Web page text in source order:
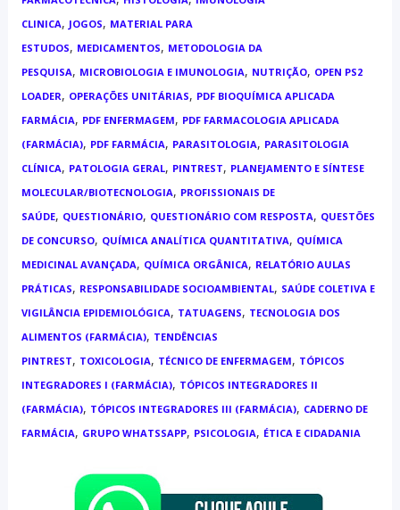
CLINICA, JOGOS, MATERIAL PARA
ESTUDOS, MEDICAMENTOS, METODOLOGIA DA
PESQUISA, MICROBIOLOGIA E IMUNOLOGIA, NUTRIÇÃO, OPEN PS2
LOADER, OPERAÇÕES UNITÁRIAS, PDF BIOQUÍMICA APLICADA
FARMÁCIA, PDF ENFERMAGEM, PDF FARMACOLOGIA APLICADA
(FARMÁCIA), PDF FARMÁCIA, PARASITOLOGIA, PARASITOLOGIA
CLÍNICA, PATOLOGIA GERAL, PINTREST, PLANEJAMENTO E SÍNTESE
MOLECULAR/BIOTECNOLOGIA, PROFISSIONAIS DE
SAÚDE, QUESTIONÁRIO, QUESTIONÁRIO COM RESPOSTA, QUESTÕES
DE CONCURSO, QUÍMICA ANALÍTICA QUANTITATIVA, QUÍMICA
MEDICINAL AVANÇADA, QUÍMICA ORGÂNICA, RELATÓRIO AULAS
PRÁTICAS, RESPONSABILIDADE SOCIOAMBIENTAL, SAÚDE COLETIVA E
VIGILÂNCIA EPIDEMIOLÓGICA, TATUAGENS, TECNOLOGIA DOS
ALIMENTOS (FARMÁCIA), TENDÊNCIAS
PINTREST, TOXICOLOGIA, TÉCNICO DE ENFERMAGEM, TÓPICOS
INTEGRADORES I (FARMÁCIA), TÓPICOS INTEGRADORES II
(FARMÁCIA), TÓPICOS INTEGRADORES III (FARMÁCIA), CADERNO DE
FARMÁCIA, GRUPO WHATSSAPP, PSICOLOGIA, ÉTICA E CIDADANIA